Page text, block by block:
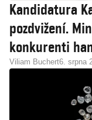
Kandidatura
pozdvižení.
konkurenti
Viliam Buchert6. srpna